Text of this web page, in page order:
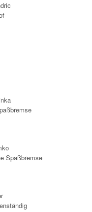
Spaßbremse